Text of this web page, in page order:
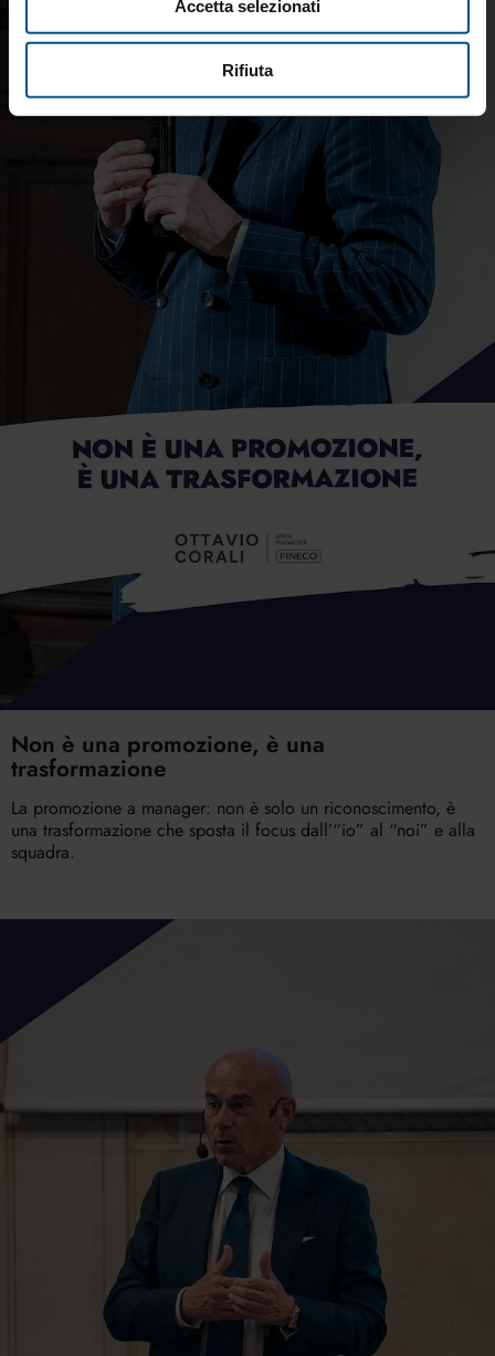
Accetta selezionati
Rifiuta
Non è una promozione, è una
trasformazione
La promozione a manager: non è solo un riconoscimento, è
una trasformazione che sposta il focus dall’“io” al “noi” e alla
squadra.